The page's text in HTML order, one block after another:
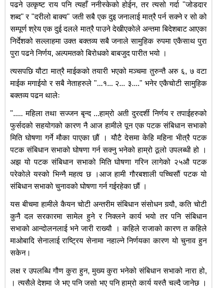
पढने उत्कृष्ट राय पनि त्यहाँ ननीस्केको होईन, तर त्यसो गर्दा "जोडदार
शब्द" र "दरीलो बाक्य" जती सबै एक दुइ जनालाई मात्रै पर्न सक्ने र सो को
सम्पूर्ण श्रेय एक दुई दलले मात्रै पाउने देखीएकोले अन्तमा बिदेशबाट आएका
निर्देशको सल्लाहमा उक्त बक्तव्य सबै जनाले सामुहिक रुपमा एकैसाथ पुरा
पुरा पढने निर्णय, अल्पमतको बिरोधको बाबजुद पारीत भयो ।
त्यसपछि यौटा मात्रै माईकको तयारी भएको मञ्चमा तुरुन्तै अरु ६, ७ वटा
माईक मगाईयो र सबै नेताहरुले "...१... २... ३...." भनेर एकैचोटी सामुहिक
बक्तव्य पढन थालेः
"..... महिला तथा सज्जन बृन्द ...हाम्रो अती दुरदर्शी निर्णय र तपाईहरुको
फुर्सदको सहयोगको कारण नै आज हामीले पून एक पटक संबिधान सभाको
मिति घोषणा गर्ने मौका पाएका छौं । यौटै देसमा केहि महिना भीत्रै पटक
पटक संबिधान सभाको घोषणा गर्न सक्नु भनेको हाम्रो ठूलो उपलब्धी हो ।
अझ यो पटक संबिधान सभाको मिति घोषणा गरिन लागेको २५औ पटक
परेकोले यस्को भिन्नै महत्व छ ।आज हामी गौरबशाली पच्चिसौं पटक यो
संबिधान सभाको चुनावको घोषणा गर्न गईरहेका छौं ।
यस बीचमा हामीले कैयन चोटी अन्तरीम संबिधान संसोधन गर्‍यौ, कति चोटी
कुनै दल सरकारमा सामेल हुने र निक्लने कार्य भयो तर पनि संबिधान
सभाको आन्दोलनलाई भने जारी राख्यौ । कहिले राजाको कारण त कहिले
माओबादि सेनालाई राष्ट्रिय सेनामा नहाल्ने निर्णयका कारण यो चुनाव हुन
सकेन।
लक्ष र उपलब्धि गौण कुरा हुन, मुख्य कुरा भनेको संबिधान सभाको नारा हो,
। त्यसैले देशमा जे भए पनि जसो भए पनि हाम्रो कार्य यस्तै चल्दै जानेछ ।